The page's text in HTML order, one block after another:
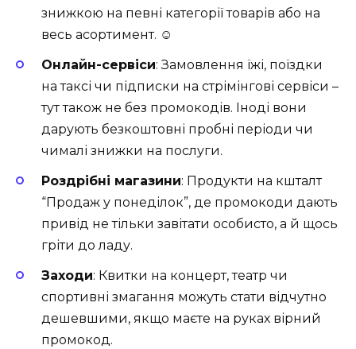
знижкою на певні категорії товарів або на
весь асортимент. ☺️
Онлайн-сервіси: Замовлення їжі, поїздки
на таксі чи підписки на стрімінгові сервіси –
тут також не без промокодів. Іноді вони
дарують безкоштовні пробні періоди чи
чималі знижки на послуги.
Роздрібні магазини: Продукти на кшталт
“Продаж у понеділок”, де промокоди дають
привід не тільки завітати особисто, а й щось
гріти до ладу.
Заходи: Квитки на концерт, театр чи
спортивні змагання можуть стати відчутно
дешевшими, якщо маєте на руках вірний
промокод.